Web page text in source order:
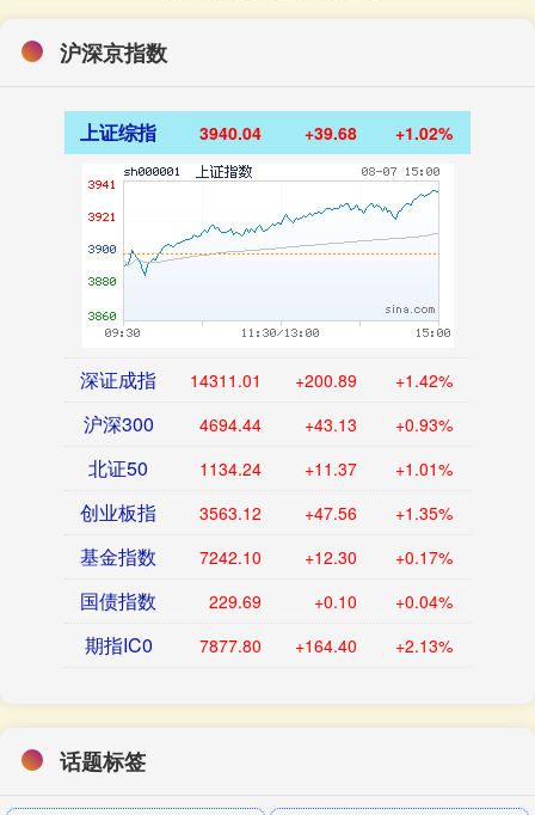
沪深京指数
上证综指 3940.04 +39.68 +1.02%
深证成指 14311.01 +200.89 +1.42%
沪深300 4694.44 +43.13 +0.93%
北证50 1134.24 +11.37 +1.01%
创业板指 3563.12 +47.56 +1.35%
基金指数 7242.10 +12.30 +0.17%
国债指数 229.69 +0.10 +0.04%
期指IC0 7877.80 +164.40 +2.13%
话题标签